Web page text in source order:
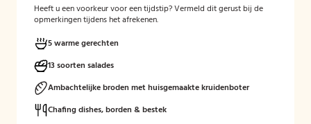
Heeft u een voorkeur voor een tijdstip? Vermeld dit gerust bij de
opmerkingen tijdens het afrekenen.
5 warme gerechten
13 soorten salades
Ambachtelijke broden met huisgemaakte kruidenboter
Chafing dishes, borden & bestek